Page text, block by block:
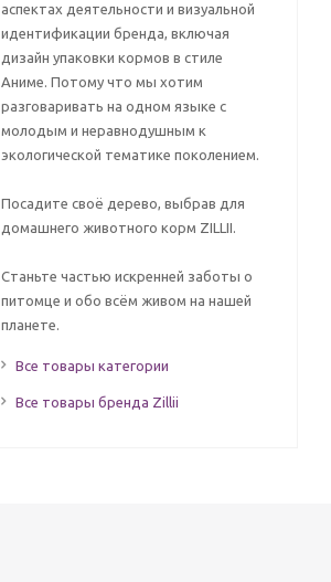
аспектах деятельности и визуальной
идентификации бренда, включая
дизайн упаковки кормов в стиле
Аниме. Потому что мы хотим
разговаривать на одном языке с
молодым и неравнодушным к
экологической тематике поколением.
Посадите своё дерево, выбрав для
домашнего животного корм ZILLII.
Станьте частью искренней заботы о
питомце и обо всём живом на нашей
планете.
Все товары категории
Все товары бренда Zillii